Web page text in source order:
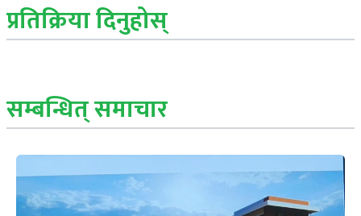
प्रतिक्रिया दिनुहोस्
सम्बन्धित् समाचार